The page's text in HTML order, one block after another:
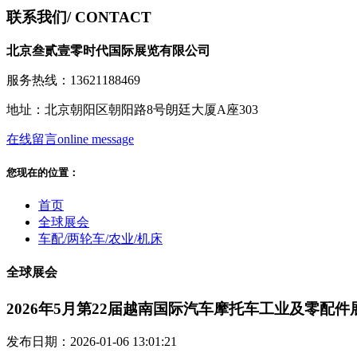
联系我们/ CONTACT
北京叁贰壹零时代国际展览有限公司
服务热线：13621188469
地址：北京朝阳区朝阳路8号朗廷大厦A座303
在线留言online message
您现在的位置：
首页
全球展会
车配/两轮车/农业/机床
全球展会
2026年5月第22届越南国际汽车摩托车工业及零配件
发布日期：2026-01-06 13:01:21